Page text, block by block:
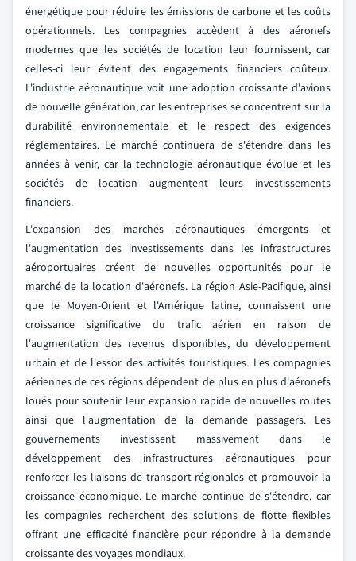
énergétique pour réduire les émissions de carbone et les coûts
opérationnels. Les compagnies accèdent à des aéronefs
modernes que les sociétés de location leur fournissent, car
celles-ci leur évitent des engagements financiers coûteux.
L'industrie aéronautique voit une adoption croissante d'avions
de nouvelle génération, car les entreprises se concentrent sur la
durabilité environnementale et le respect des exigences
réglementaires. Le marché continuera de s'étendre dans les
années à venir, car la technologie aéronautique évolue et les
sociétés de location augmentent leurs investissements
financiers.
L'expansion des marchés aéronautiques émergents et
l'augmentation des investissements dans les infrastructures
aéroportuaires créent de nouvelles opportunités pour le
marché de la location d'aéronefs. La région Asie-Pacifique, ainsi
que le Moyen-Orient et l'Amérique latine, connaissent une
croissance significative du trafic aérien en raison de
l'augmentation des revenus disponibles, du développement
urbain et de l'essor des activités touristiques. Les compagnies
aériennes de ces régions dépendent de plus en plus d'aéronefs
loués pour soutenir leur expansion rapide de nouvelles routes
ainsi que l'augmentation de la demande passagers. Les
gouvernements investissent massivement dans le
développement des infrastructures aéronautiques pour
renforcer les liaisons de transport régionales et promouvoir la
croissance économique. Le marché continue de s'étendre, car
les compagnies recherchent des solutions de flotte flexibles
offrant une efficacité financière pour répondre à la demande
croissante des voyages mondiaux.